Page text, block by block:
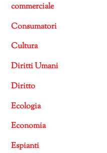
commerciale
Consumatori
Cultura
Diritti Umani
Diritto
Ecologia
Economia
Espianti